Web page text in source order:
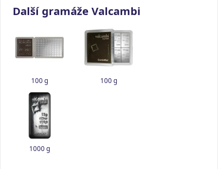
Další gramáže Valcambi
100 g 100 g
1000 g